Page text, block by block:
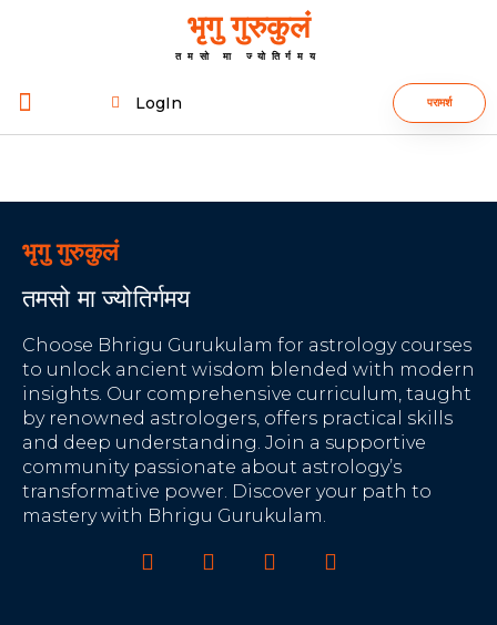
भृगु गुरुकुलं
तमसो मा ज्योतिर्गमय
LogIn परामर्श
भृगु गुरुकुलं
तमसो मा ज्योतिर्गमय
Choose Bhrigu Gurukulam for astrology courses
to unlock ancient wisdom blended with modern
insights. Our comprehensive curriculum, taught
by renowned astrologers, offers practical skills
and deep understanding. Join a supportive
community passionate about astrology’s
transformative power. Discover your path to
mastery with Bhrigu Gurukulam.